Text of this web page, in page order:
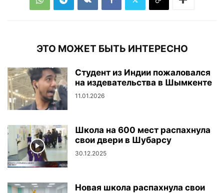
ЭТО МОЖЕТ БЫТЬ ИНТЕРЕСНО
Студент из Индии пожаловался
на издевательства в Шымкенте
11.01.2026
Школа на 600 мест распахнула
свои двери в Шубарсу
30.12.2025
Новая школа распахнула свои